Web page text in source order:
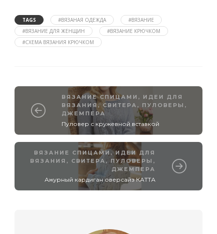
TAGS #ВЯЗАНАЯ ОДЕЖДА
#ВЯЗАНИЕ
#ВЯЗАНИЕ ДЛЯ ЖЕНЩИН
#ВЯЗАНИЕ КРЮЧКОМ
#СХЕМА ВЯЗАНИЯ КРЮЧКОМ
ВЯЗАНИЕ СПИЦАМИ , ИДЕИ ДЛЯ
ВЯЗАНИЯ, СВИТЕРА, ПУЛОВЕРЫ,
ДЖЕМПЕРА
Пуловер с кружевной вставкой
ВЯЗАНИЕ СПИЦАМИ ,ИДЕИ ДЛЯ
ВЯЗАНИЯ , СВИТЕРА, ПУЛОВЕРЫ,
ДЖЕМПЕРА
Ажурный кардиган оверсайз КАТТА